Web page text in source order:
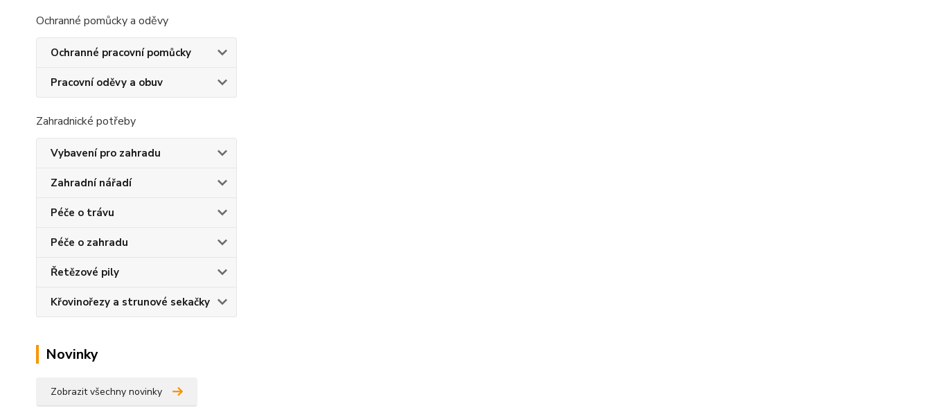
Ochranné pomůcky a oděvy
Ochranné pracovní pomůcky
Pracovní oděvy a obuv
Zahradnické potřeby
Vybavení pro zahradu
Zahradní nářadí
Péče o trávu
Péče o zahradu
Řetězové pily
Křovinořezy a strunové sekačky
Novinky
Zobrazit všechny novinky